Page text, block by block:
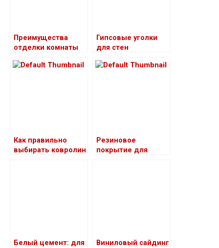
Преимущества
отделки комнаты
штукатуркой
Гипсовые уголки
для стен
Как правильно
выбирать ковролин
Резиновое
покрытие для
Белый цемент: для
Виниловый сайдинг